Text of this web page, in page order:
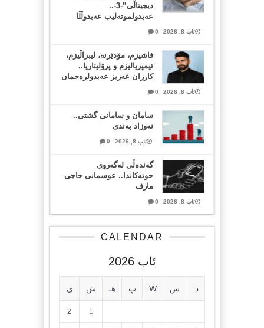
دیجیتاڵی”-3-..
عەبدولموتەلیب عەبدوڵڵا
ئاب 8, 2026 0
فاشیزم، مۆدێرنە، لیبراڵیزم،
ئیمپریالیزم و پرۆلیتاریا..
کارزان عەزیز عەبدولرەحمان
ئاب 8, 2026 0
سامان و سامانی گشتی..
نەوزاد بەندی
ئاب 8, 2026 0
گەندەڵی لەگەروی
حوتەکاندا.. عوسمانی حاجی
مارف
ئاب 8, 2026 0
CALENDAR
ئاب 2026
د س W پ هـ ش ی
1
2